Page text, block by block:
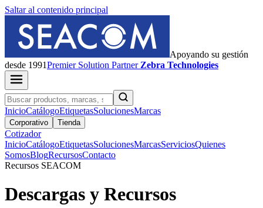
Saltar al contenido principal
Apoyando su gestión
desde 1991PremierSolution Partner Zebra Technologies
InicioCatálogoEtiquetasSolucionesMarcas
Corporativo Tienda
Cotizador
InicioCatálogoEtiquetasSolucionesMarcasServiciosQuienes
SomosBlogRecursosContacto
Recursos SEACOM
Descargas y Recursos